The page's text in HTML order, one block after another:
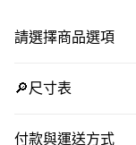
請選擇商品選項
🔎尺寸表
付款與運送方式